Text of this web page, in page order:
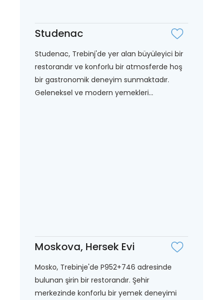
Studenac
Studenac, Trebinj'de yer alan büyüleyici bir
restorandır ve konforlu bir atmosferde hoş
bir gastronomik deneyim sunmaktadır.
Geleneksel ve modern yemekleri...
Moskova, Hersek Evi
Mosko, Trebinje'de P952+746 adresinde
bulunan şirin bir restorandır. Şehir
merkezinde konforlu bir yemek deneyimi